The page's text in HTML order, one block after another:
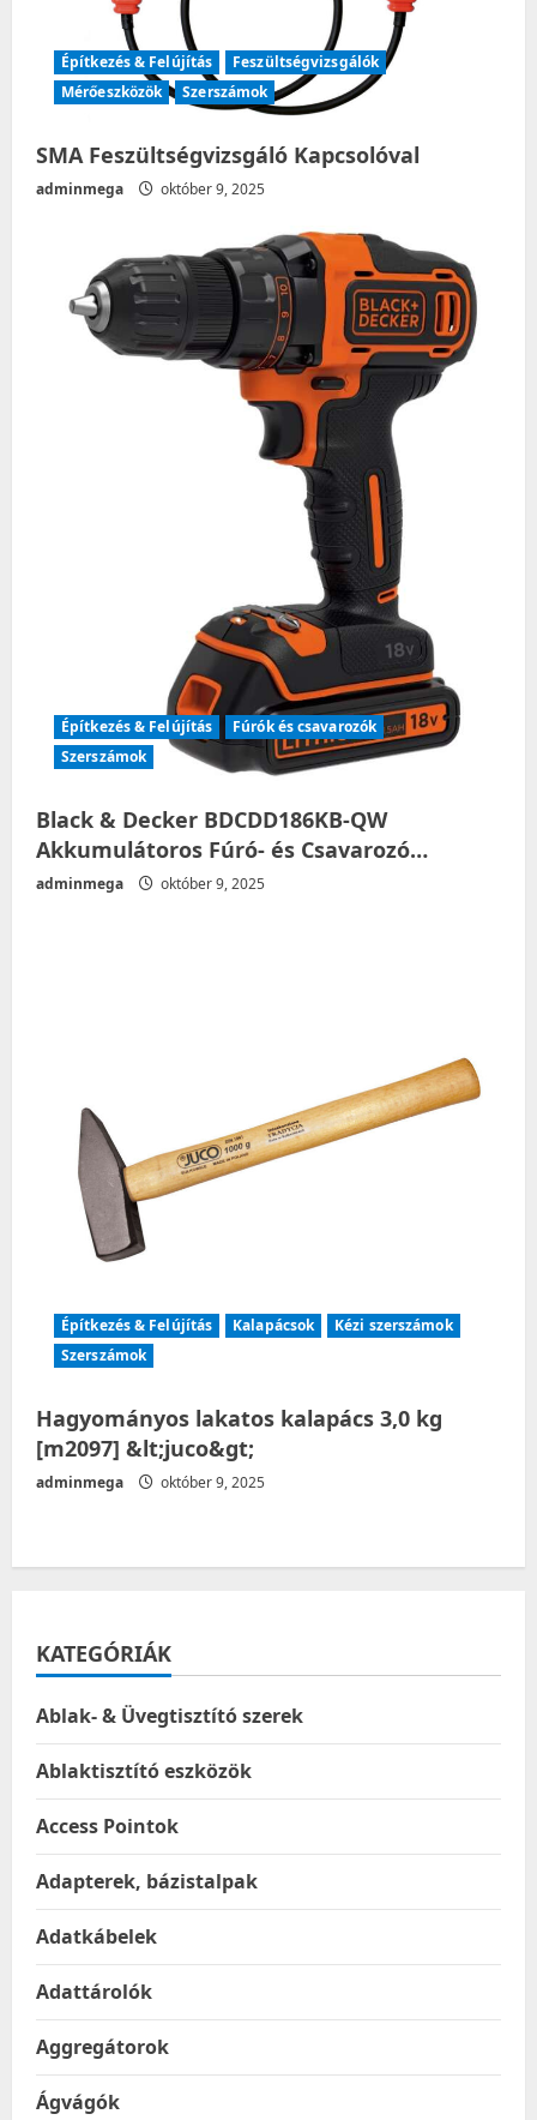
Építkezés & Felújítás
Feszültségvizsgálók
Mérőeszközök
Szerszámok
SMA Feszültségvizsgáló Kapcsolóval
adminmega október 9, 2025
Építkezés & Felújítás
Fúrók és csavarozók
Szerszámok
Black & Decker BDCDD186KB-QW
Akkumulátoros Fúró- és Csavarozó…
adminmega október 9, 2025
Építkezés & Felújítás Kalapácsok
Kézi szerszámok
Szerszámok
Hagyományos lakatos kalapács 3,0 kg
[m2097] &lt;juco&gt;
adminmega október 9, 2025
KATEGÓRIÁK
Ablak- & Üvegtisztító szerek
Ablaktisztító eszközök
Access Pointok
Adapterek, bázistalpak
Adatkábelek
Adattárolók
Aggregátorok
Ágvágók